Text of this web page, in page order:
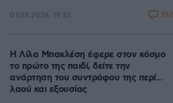
07.08.2026, 19:33 102
Η Λίλα Μπακλέση έφερε στον κόσμο
το πρώτο της παιδί, δείτε την
ανάρτηση του συντρόφου της περί...
λαού και εξουσίας